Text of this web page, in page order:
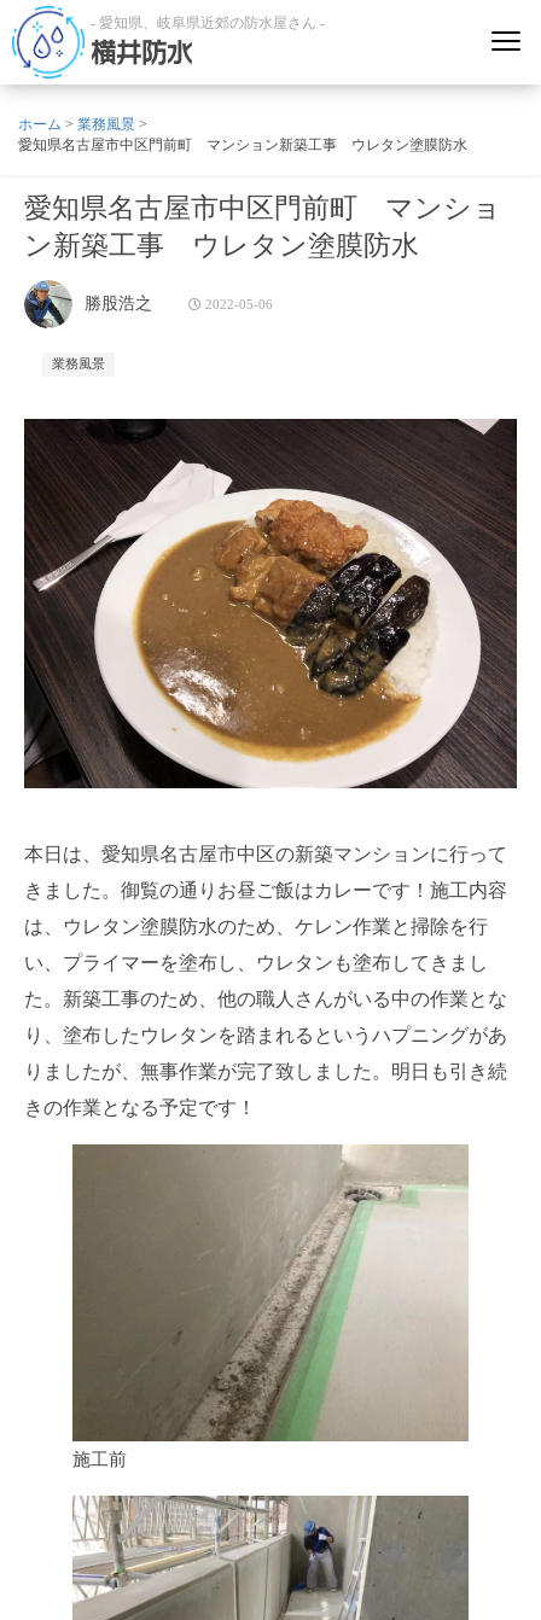
- 愛知県、岐阜県近郊の防水屋さん -
横井防水
ホーム > 業務風景 >
愛知県名古屋市中区門前町 マンション新築工事 ウレタン塗膜防水
愛知県名古屋市中区門前町 マンショ
ン新築工事 ウレタン塗膜防水
勝股浩之 2022-05-06
業務風景
本日は、愛知県名古屋市中区の新築マンションに行って
きました。御覧の通りお昼ご飯はカレーです！施工内容
は、ウレタン塗膜防水のため、ケレン作業と掃除を行
い、プライマーを塗布し、ウレタンも塗布してきまし
た。新築工事のため、他の職人さんがいる中の作業とな
り、塗布したウレタンを踏まれるというハプニングがあ
りましたが、無事作業が完了致しました。明日も引き続
きの作業となる予定です！
施工前